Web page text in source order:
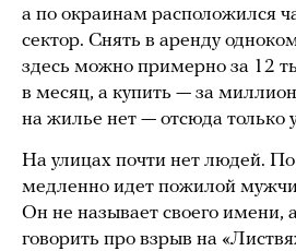
а по окраинам расположился
сектор. Снять в аренду
здесь можно примерно за 12
в месяц, а купить — за
на жилье нет — отсюда только
На улицах почти нет людей.
медленно идет пожилой
Он не называет своего имени,
говорить про взрыв на